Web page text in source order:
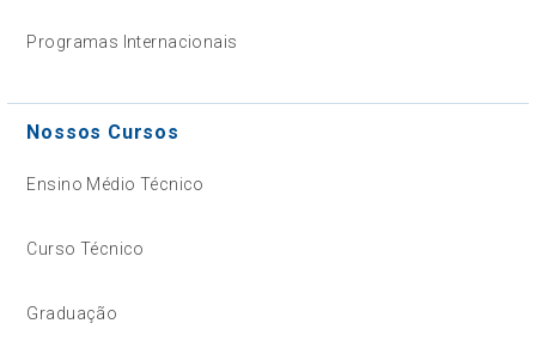
Programas Internacionais
Nossos Cursos
Ensino Médio Técnico
Curso Técnico
Graduação